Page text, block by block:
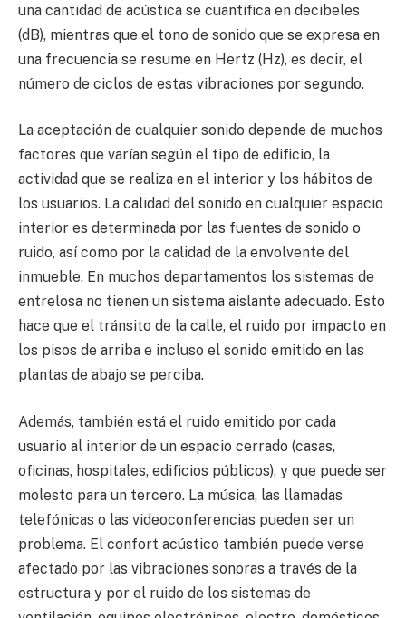
una cantidad de acústica se cuantifica en decibeles
(dB), mientras que el tono de sonido que se expresa en
una frecuencia se resume en Hertz (Hz), es decir, el
número de ciclos de estas vibraciones por segundo.
La aceptación de cualquier sonido depende de muchos
factores que varían según el tipo de edificio, la
actividad que se realiza en el interior y los hábitos de
los usuarios. La calidad del sonido en cualquier espacio
interior es determinada por las fuentes de sonido o
ruido, así como por la calidad de la envolvente del
inmueble. En muchos departamentos los sistemas de
entrelosa no tienen un sistema aislante adecuado. Esto
hace que el tránsito de la calle, el ruido por impacto en
los pisos de arriba e incluso el sonido emitido en las
plantas de abajo se perciba.
Además, también está el ruido emitido por cada
usuario al interior de un espacio cerrado (casas,
oficinas, hospitales, edificios públicos), y que puede ser
molesto para un tercero. La música, las llamadas
telefónicas o las videoconferencias pueden ser un
problema. El confort acústico también puede verse
afectado por las vibraciones sonoras a través de la
estructura y por el ruido de los sistemas de